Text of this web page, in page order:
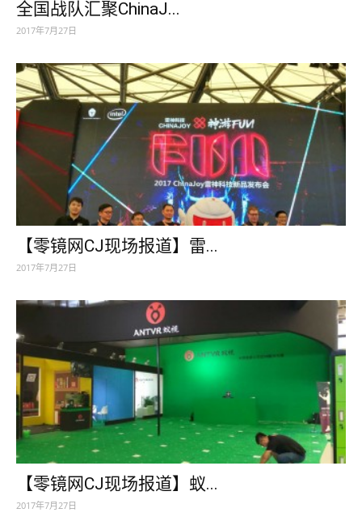
全国战队汇聚ChinaJ...
2017年7月27日
【零镜网CJ现场报道】雷...
2017年7月27日
【零镜网CJ现场报道】蚁...
2017年7月27日